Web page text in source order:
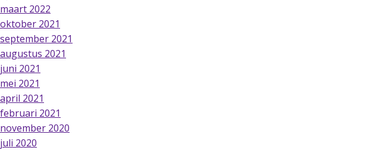
maart 2022
oktober 2021
september 2021
augustus 2021
juni 2021
mei 2021
april 2021
februari 2021
november 2020
juli 2020